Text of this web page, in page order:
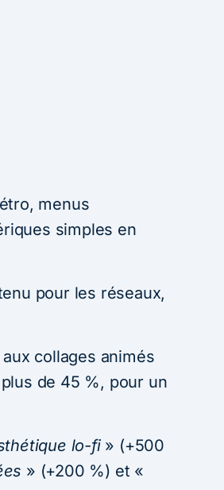
menus
simples en
pour les réseaux,
aux collages animés
de 45 %, pour un
lo-fi» (+500
» (+200 %) et «